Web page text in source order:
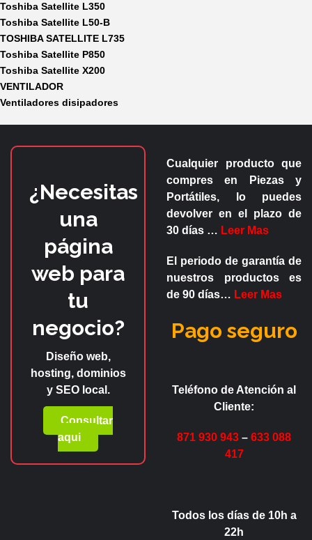
Toshiba Satellite L350
Toshiba Satellite L50-B
TOSHIBA SATELLITE L735
Toshiba Satellite P850
Toshiba Satellite X200
VENTILADOR
Ventiladores disipadores
¿Necesitas
una
página
web para
tu
negocio?
Diseño web,
hosting, dominios
y SEO local.
Consultar
aqui
Cualquier producto que
compres en
Piezas y
Portátiles, lo puedes
devolver en el plazo de
30 días … Leer Mas
El periodo de garantía de
nuestros productos es
de 90 días… Leer Mas
Pago seguro
Teléfono de Atención al
Cliente:
871 930 943 – 633 088
417
Todos los días de 10h a
22h